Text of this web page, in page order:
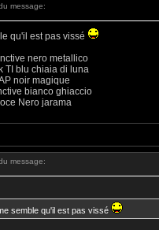
message:
qu'il est pas vissé
nero metallico
TI blu chiaia di luna
noir magique
bianco ghiaccio
Nero jarama
message:
semble qu'il est pas vissé